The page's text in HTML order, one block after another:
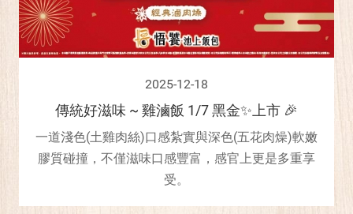
2025-12-18
傳統好滋味 ~ 雞滷飯 1/7 黑金✨上市 🎉
一道淺色(土雞肉絲)口感紮實與深色(五花肉燥)軟嫩
膠質碰撞，不僅滋味口感豐富，感官上更是多重享
受。